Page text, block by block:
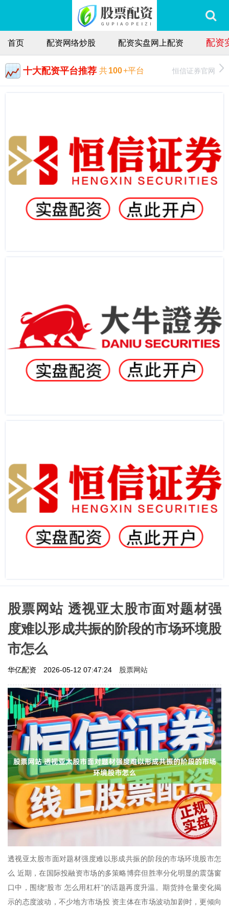
首页 配资网络炒股 配资实盘网上配资 配资
十大配资平台推荐 共100+平台 恒信证券官网
股票网站 透视亚太股市面对题材强
度难以形成共振的阶段的市场环境股
市怎么
华亿配资 2026-05-12 07:47:24 股票网站
透视亚太股市面对题材强度难以形成共振的阶段的市场环境股市怎
么 近期，在国际投融资市场的多策略博弈但胜率分化明显的震荡窗
口中，围绕“股市 怎么用杠杆”的话题再度升温。期货持仓量变化揭
示的态度波动，不少地方市场投 资主体在市场波动加剧时，更倾向